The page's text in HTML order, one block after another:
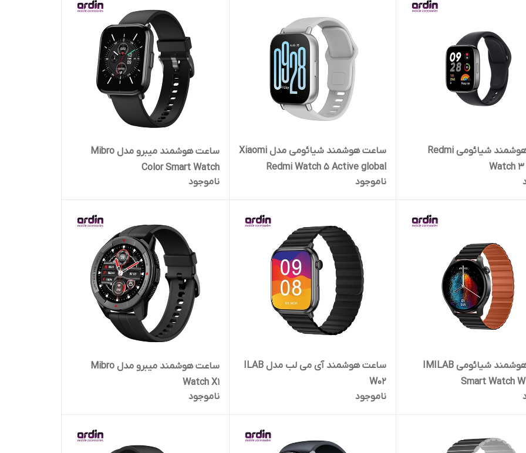
ساعت هوشمند شیائومی Redmi
Watch
ساعت هوشمند شیائومی مدل Xiaomi
Redmi Watch 5 Active global
شمارش ضربان قلب، سنسور سنجش
اکسیژن خون، 140 حالت ورزشی، بند
ناموجود
ساعت هوشمند میبرو مدل Mibro
Color Smart Watch
ناموجود
ساعت هوشمند شیائومی IMILAB
ساعت هوشمند آی می لب مدل ILAB
W02
ناموجود
ساعت هوشمند میبرو مدل Mibro
Watch X1
ناموجود